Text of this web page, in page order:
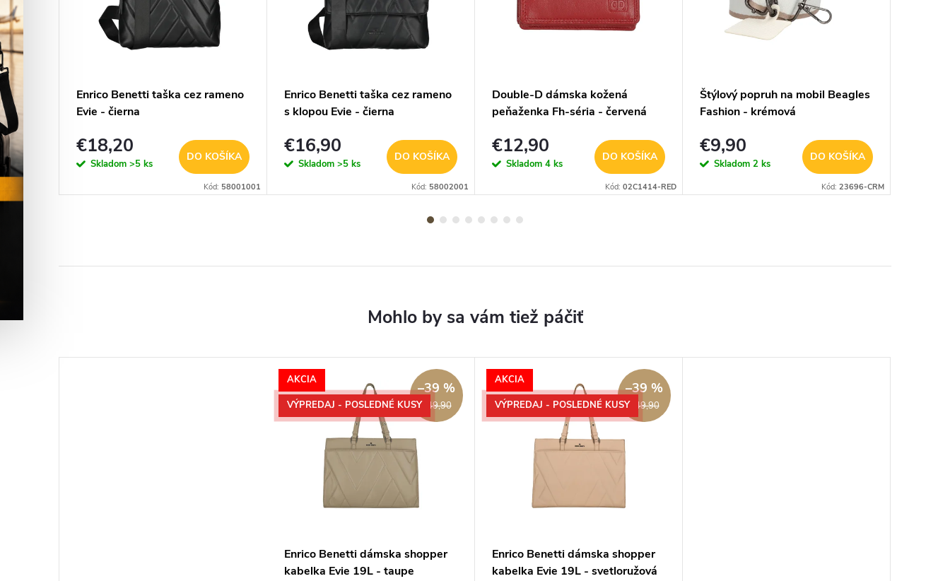
Enrico Benetti taška cez rameno
Evie - čierna
€18,20
Skladom >5 ks
DO KOŠÍKA
Kód: 58001001
Enrico Benetti taška cez rameno
s klopou Evie - čierna
€16,90
Skladom >5 ks
DO KOŠÍKA
Kód: 58002001
Double-D dámska kožená
peňaženka Fh-séria - červená
€12,90
Skladom 4 ks
DO KOŠÍKA
Kód: 02C1414-RED
Štýlový popruh na mobil Beagles
Fashion - krémová
€9,90
Skladom 2 ks
DO KOŠÍKA
Kód: 23696-CRM
AKCIA
VÝPREDAJ - POSLEDNÉ KUSY€49,90
–39 %
Enrico Benetti dámska shopper
kabelka Evie 19L - taupe
AKCIA
VÝPREDAJ - POSLEDNÉ KUSY€49,90
–39 %
Enrico Benetti dámska shopper
kabelka Evie 19L - svetloružová